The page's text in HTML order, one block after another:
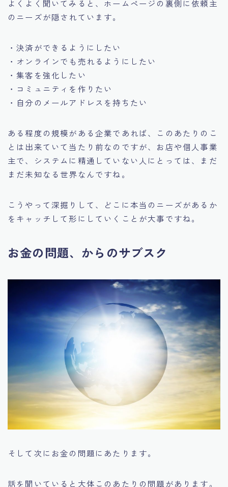
よくよく聞いてみると、ホームページの裏側に依頼主
のニーズが隠されています。
・決済ができるようにしたい
・オンラインでも売れるようにしたい
・集客を強化したい
・コミュニティを作りたい
・自分のメールアドレスを持ちたい
ある程度の規模がある企業であれば、このあたりのこ
とは出来ていて当たり前なのですが、お店や個人事業
主で、システムに精通していない人にとっては、まだ
まだ未知なる世界なんですね。
こうやって深掘りして、どこに本当のニーズがあるか
をキャッチして形にしていくことが大事ですね。
お金の問題、からのサブスク
そして次にお金の問題にあたります。
話を聞いていると大体このあたりの問題があります。